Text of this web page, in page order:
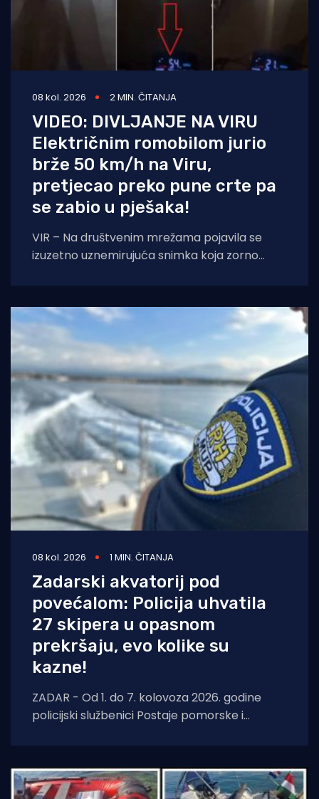
08 kol. 2026 2 MIN. ČITANJA
VIDEO: DIVLJANJE NA VIRU
Električnim romobilom jurio
brže 50 km/h na Viru,
pretjecao preko pune crte pa
se zabio u pješaka!
VIR – Na društvenim mrežama pojavila se
izuzetno uznemirujuća snimka koja zorno
08 kol. 2026 1 MIN. ČITANJA
Zadarski akvatorij pod
povećalom: Policija uhvatila
27 skipera u opasnom
prekršaju, evo kolike su
kazne!
ZADAR - Od 1. do 7. kolovoza 2026. godine
policijski službenici Postaje pomorske i